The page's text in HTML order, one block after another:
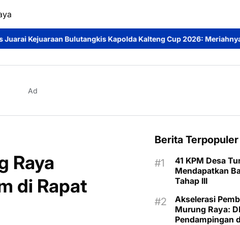
Kapolda Kalteng Cup 2026: Meriahnya Perayaan HUT Bhayangkara
Ad
Raya
di Rapat
Berita Terpopuler
41 KPM Desa
Mendapatkan
Tahap III
Akselerasi
Murung Raya:
Pendampingan